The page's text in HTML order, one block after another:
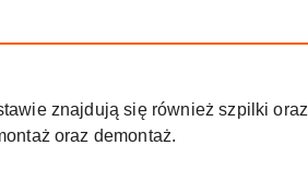
znajdują się również szpilki oraz
oraz demontaż.